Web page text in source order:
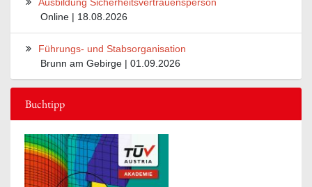
Ausbildung Sicherheitsvertrauensperson
Online | 18.08.2026
Führungs- und Stabsorganisation
Brunn am Gebirge | 01.09.2026
Buchtipp